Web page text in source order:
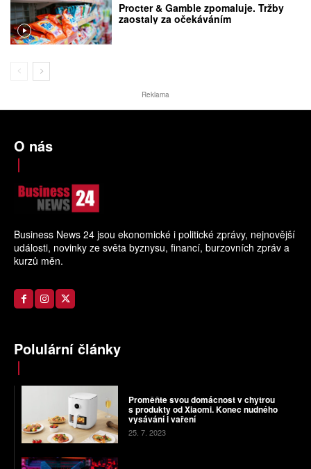
Procter & Gamble zpomaluje. Tržby
zaostaly za očekáváním
Reklama
O nás
Business News 24 jsou ekonomické i politické zprávy, nejnovější
události, novinky ze světa byznysu, financí, burzovních zpráv a
kurzů měn.
Polulární články
Proměňte svou domácnost v chytrou
s produkty od Xiaomi. Konec nudného
vysávání i vaření
25. 7. 2023